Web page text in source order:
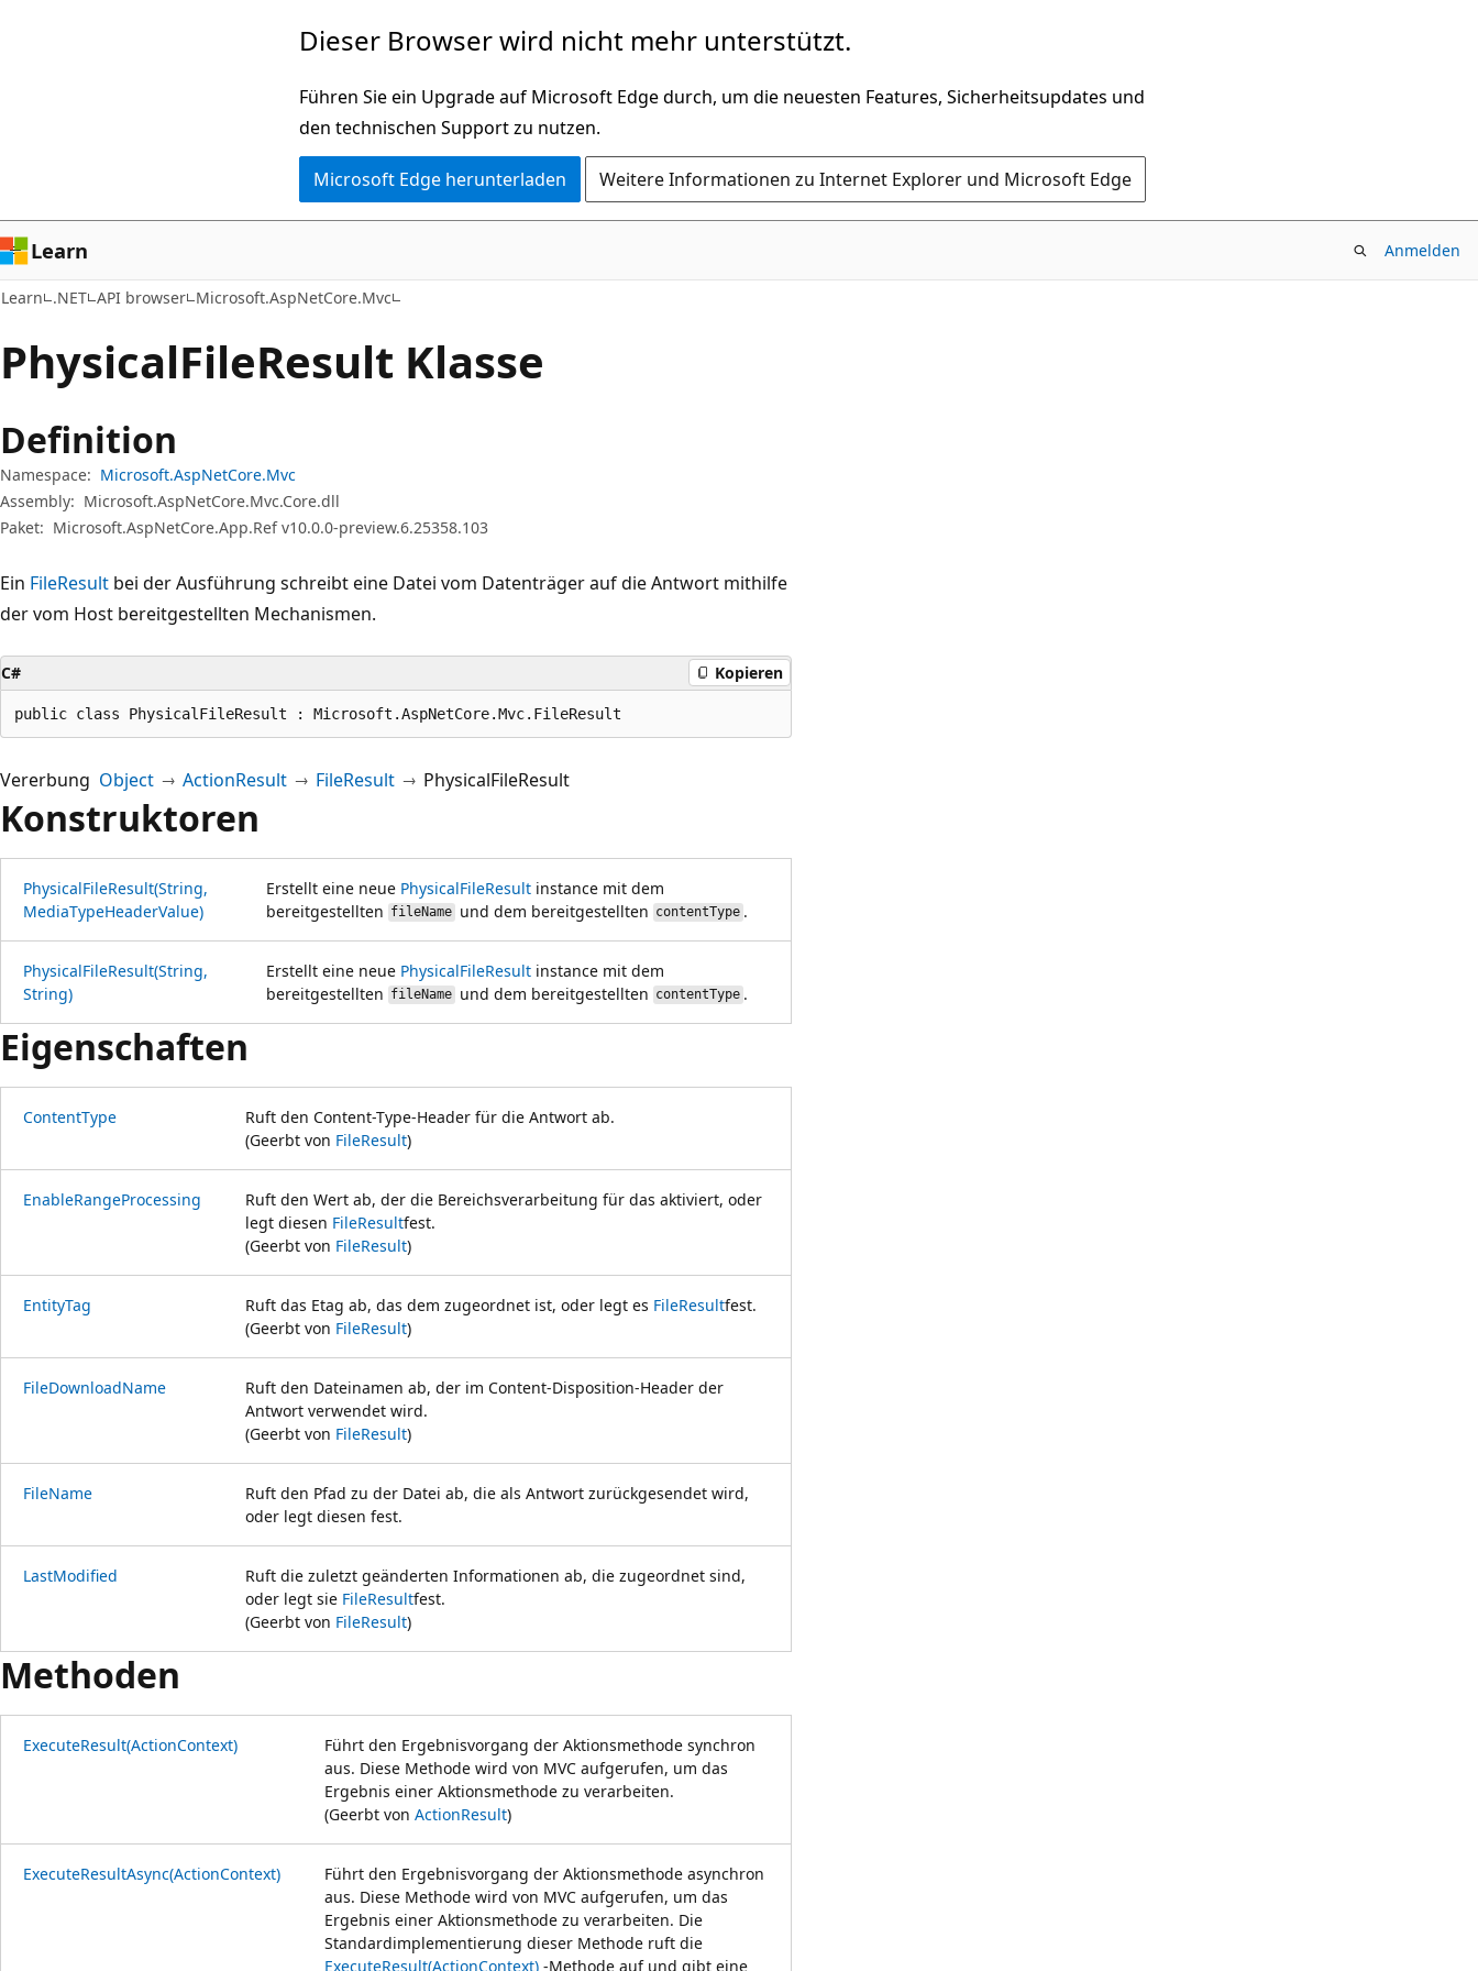
Dieser Browser wird nicht mehr unterstützt.
Führen Sie ein Upgrade auf Microsoft Edge durch, um die neuesten Features, Sicherheitsupdates und
den technischen Support zu nutzen.
Microsoft Edge herunterladen Weitere Informationen zu Internet Explorer und Microsoft Edge
Learn Anmelden
Learn .NET API browser Microsoft.AspNetCore.Mvc
PhysicalFileResult Klasse
Definition
Namespace: Microsoft.AspNetCore.Mvc
Assembly: Microsoft.AspNetCore.Mvc.Core.dll
Paket: Microsoft.AspNetCore.App.Ref v10.0.0-preview.6.25358.103
Ein FileResult bei der Ausführung schreibt eine Datei vom Datenträger auf die Antwort mithilfe
der vom Host bereitgestellten Mechanismen.
C# Kopieren
public class PhysicalFileResult : Microsoft.AspNetCore.Mvc.FileResult
Vererbung Object ActionResult FileResult PhysicalFileResult
Konstruktoren
PhysicalFileResult(String,
MediaTypeHeaderValue)
Erstellt eine neue PhysicalFileResult instance mit dem
bereitgestellten fileName und dem bereitgestellten contentType .
PhysicalFileResult(String,
String)
Erstellt eine neue PhysicalFileResult instance mit dem
bereitgestellten fileName und dem bereitgestellten contentType .
Eigenschaften
ContentType
Ruft den Content-Type-Header für die Antwort ab.
(Geerbt von FileResult)
EnableRangeProcessing
Ruft den Wert ab, der die Bereichsverarbeitung für das aktiviert, oder
legt diesen FileResultfest.
(Geerbt von FileResult)
EntityTag Ruft das Etag ab, das dem zugeordnet ist, oder legt es FileResultfest.
(Geerbt von FileResult)
FileDownloadName
Ruft den Dateinamen ab, der im Content-Disposition-Header der
Antwort verwendet wird.
(Geerbt von FileResult)
FileName
Ruft den Pfad zu der Datei ab, die als Antwort zurückgesendet wird,
oder legt diesen fest.
LastModified
Ruft die zuletzt geänderten Informationen ab, die zugeordnet sind,
oder legt sie FileResultfest.
(Geerbt von FileResult)
Methoden
ExecuteResult(ActionContext)
Führt den Ergebnisvorgang der Aktionsmethode synchron
aus. Diese Methode wird von MVC aufgerufen, um das
Ergebnis einer Aktionsmethode zu verarbeiten.
(Geerbt von ActionResult)
ExecuteResultAsync(ActionContext)
Führt den Ergebnisvorgang der Aktionsmethode asynchron
aus. Diese Methode wird von MVC aufgerufen, um das
Ergebnis einer Aktionsmethode zu verarbeiten. Die
Standardimplementierung dieser Methode ruft die
ExecuteResult(ActionContext) -Methode auf und gibt eine